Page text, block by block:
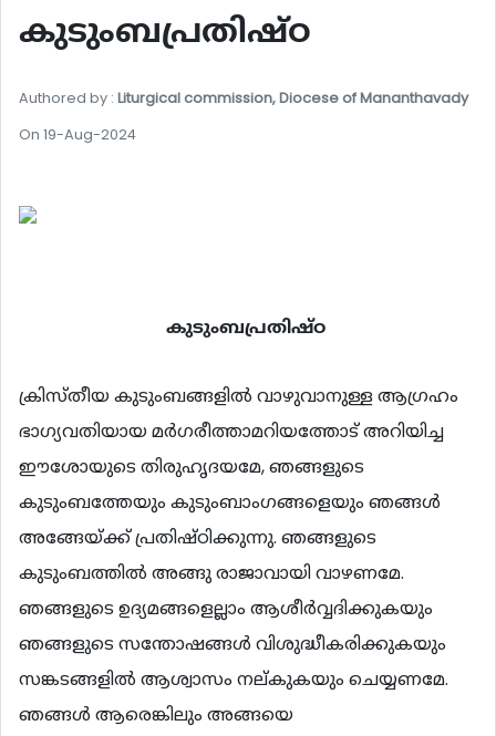
കുടുംബപ്രതിഷ്ഠ
Authored by : Liturgical commission, Diocese of Mananthavady
On 19-Aug-2024
കുടുംബപ്രതിഷ്ഠ
ക്രിസ്തീയ കുടുംബങ്ങളിൽ വാഴുവാനുള്ള ആഗ്രഹം
ഭാഗ്യവതിയായ മർഗരീത്താമറിയത്തോട് അറിയിച്ച
ഈശോയുടെ തിരുഹൃദയമേ, ഞങ്ങളുടെ
കുടുംബത്തേയും കുടുംബാംഗങ്ങളെയും ഞങ്ങൾ
അങ്ങേയ്ക്ക് പ്രതിഷ്ഠിക്കുന്നു. ഞങ്ങളുടെ
കുടുംബത്തിൽ അങ്ങു രാജാവായി വാഴണമേ.
ഞങ്ങളുടെ ഉദ്യമങ്ങളെല്ലാം ആശീർവ്വദിക്കുകയും
ഞങ്ങളുടെ സന്തോഷങ്ങൾ വിശുദ്ധീകരിക്കുകയും
സങ്കടങ്ങളിൽ ആശ്വാസം നല്കുകയും ചെയ്യണമേ.
ഞങ്ങൾ ആരെങ്കിലും അങ്ങയെ